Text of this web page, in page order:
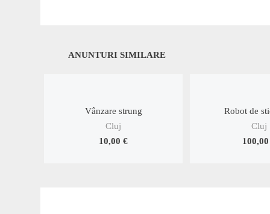
ANUNTURI SIMILARE
Vânzare strung
Cluj
10,00 €
Robot de
Cluj